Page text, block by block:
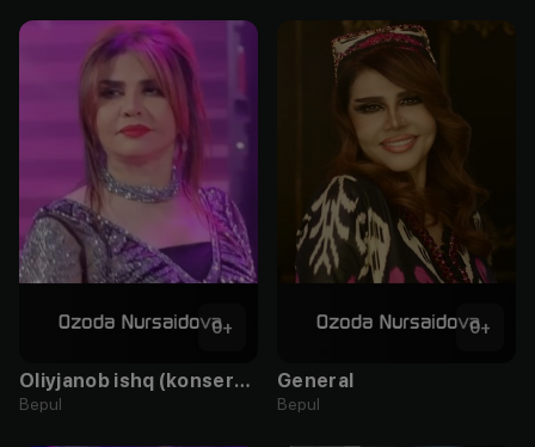
0+
Oliyjanob ishq (konsert version)
Bepul
0+
General
Bepul